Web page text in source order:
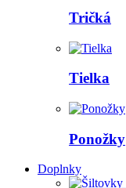
Tričká
Tielka
Ponožky
Doplnky